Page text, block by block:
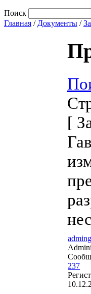
Поиск
Главная / Документы /
[
237